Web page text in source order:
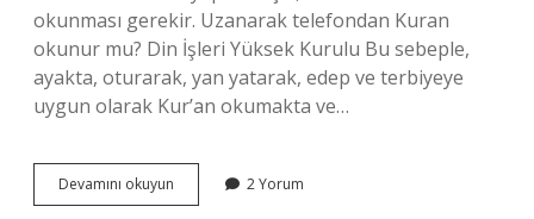
okunması gerekir. Uzanarak telefondan Kuran
okunur mu? Din İşleri Yüksek Kurulu Bu sebeple,
ayakta, oturarak, yan yatarak, edep ve terbiyeye
uygun olarak Kur’an okumakta ve…
Devamını okuyun Telefondan
Abdestsiz
2 Yorum